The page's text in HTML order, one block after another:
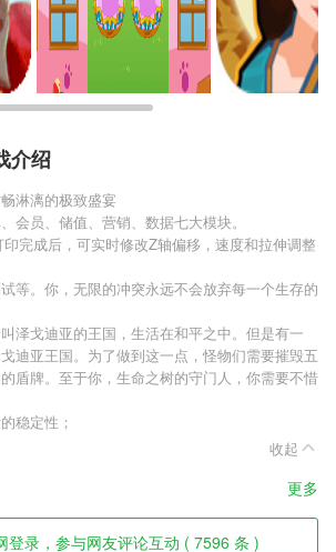
介绍
淋漓的极致盛宴
会员、储值、营销、数据七大模块。
完成后，可实时修改Z轴偏移，速度和拉伸调整
等。你，无限的冲突永远不会放弃每一个生存的
泽戈迪亚的王国，生活在和平之中。但是有一
迪亚王国。为了做到这一点，怪物们需要摧毁五
盾牌。至于你，生命之树的守门人，你需要不惜
稳定性；
收起
更多
登录，参与网友评论互动 ( 7596 条 )